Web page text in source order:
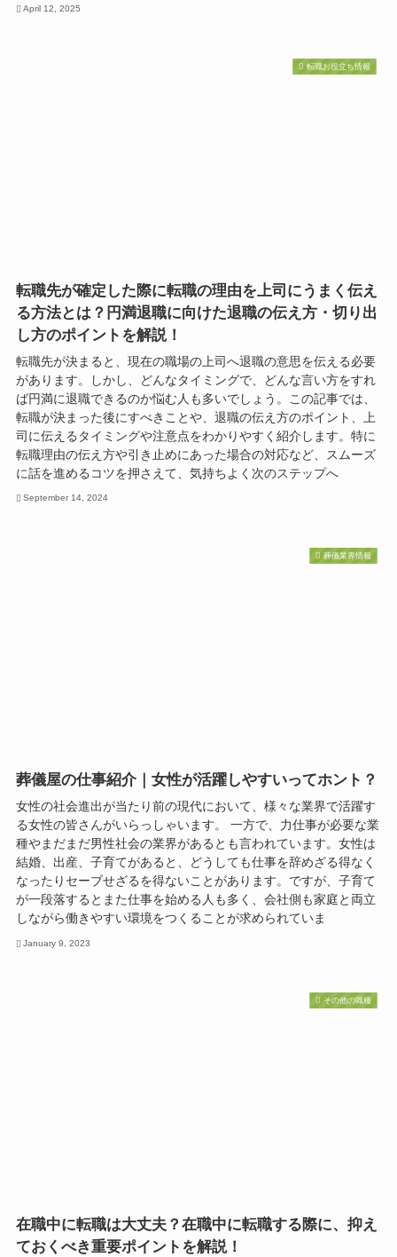
April 12, 2025
転職お役立ち情報
転職先が確定した際に転職の理由を上司にうまく伝え
る方法とは？円満退職に向けた退職の伝え方・切り出
し方のポイントを解説！
転職先が決まると、現在の職場の上司へ退職の意思を伝える必要
があります。しかし、どんなタイミングで、どんな言い方をすれ
ば円満に退職できるのか悩む人も多いでしょう。この記事では、
転職が決まった後にすべきことや、退職の伝え方のポイント、上
司に伝えるタイミングや注意点をわかりやすく紹介します。特に
転職理由の伝え方や引き止めにあった場合の対応など、スムーズ
に話を進めるコツを押さえて、気持ちよく次のステップへ
September 14, 2024
葬儀業界情報
葬儀屋の仕事紹介｜女性が活躍しやすいってホント？
女性の社会進出が当たり前の現代において、様々な業界で活躍す
る女性の皆さんがいらっしゃいます。 一方で、力仕事が必要な業
種やまだまだ男性社会の業界があるとも言われています。女性は
結婚、出産、子育てがあると、どうしても仕事を辞めざる得なく
なったりセーブせざるを得ないことがあります。ですが、子育て
が一段落するとまた仕事を始める人も多く、会社側も家庭と両立
しながら働きやすい環境をつくることが求められていま
January 9, 2023
その他の職種
在職中に転職は大丈夫？在職中に転職する際に、抑え
ておくべき重要ポイントを解説！